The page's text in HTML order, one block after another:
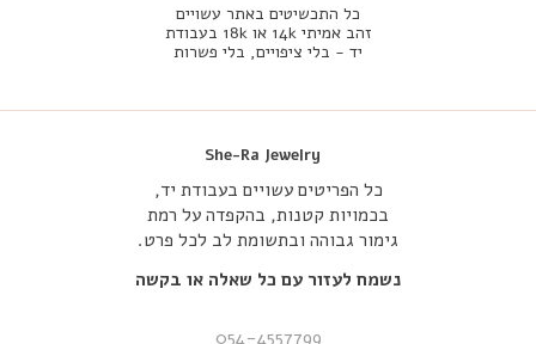
כל התכשיטים באתר עשויים
זהב אמיתי 14k או 18k בעבודת
יד - בלי ציפויים, בלי פשרות
She-Ra Jewelry
כל הפריטים עשויים בעבודת יד,
בכמויות קטנות, בהקפדה על רמת
גימור גבוהה ובתשומת לב לכל פרט.
נשמח לעזור עם כל שאלה או בקשה
054-4557799